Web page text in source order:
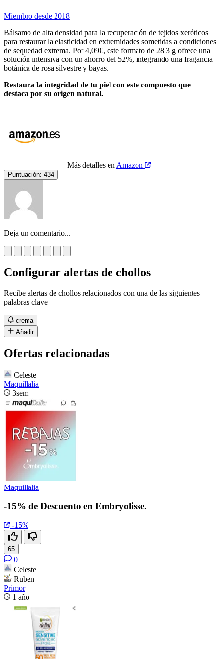
Miembro desde 2018
Bálsamo de alta densidad para la recuperación de tejidos xeróticos
para restaurar la elasticidad en extremidades sometidas a condiciones
de sequedad extrema. Por 4,09€, este formato de 28,3 g ofrece una
solución intensiva con un ahorro del 52%, integrando una fragancia
botánica de rosa silvestre y bayas.
Restaura la integridad de tu piel con este compuesto que
destaca por su origen natural.
Más detalles en Amazon
Puntuación: 434
Deja un comentario...
Configurar alertas de chollos
Recibe alertas de chollos relacionados con una de las siguientes
palabras clave
crema
Añadir
Ofertas relacionadas
Celeste
Maquillalia
3sem
Maquillalia
-15% de Descuento en Embryolisse.
-15%
65
0
Celeste
Ruben
Primor
1 año